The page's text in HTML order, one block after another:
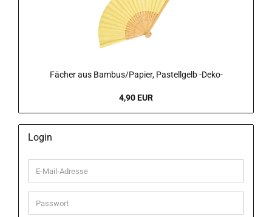
Fächer aus Bambus/Papier, Pastellgelb -Deko-
4,90 EUR
Login
E-
Mail-
Adresse
Passwort